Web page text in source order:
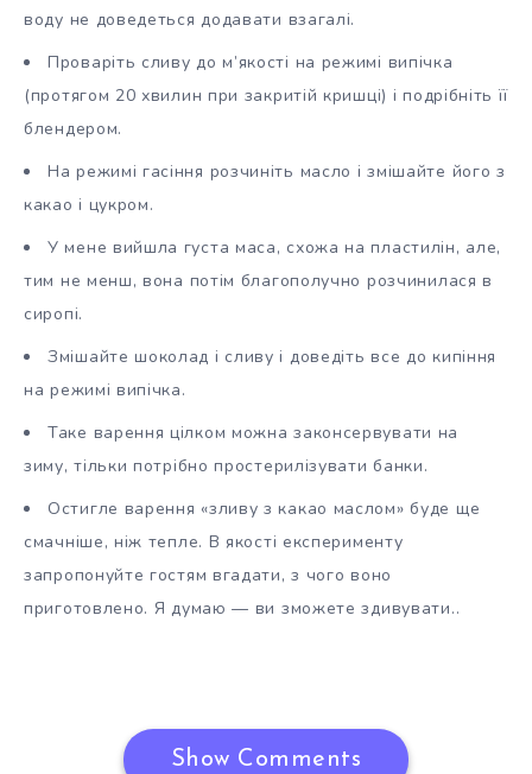
воду не доведеться додавати взагалі.
Проваріть сливу до м’якості на режимі випічка
(протягом 20 хвилин при закритій кришці) і подрібніть її
блендером.
На режимі гасіння розчиніть масло і змішайте його з
какао і цукром.
У мене вийшла густа маса, схожа на пластилін, але,
тим не менш, вона потім благополучно розчинилася в
сиропі.
Змішайте шоколад і сливу і доведіть все до кипіння
на режимі випічка.
Таке варення цілком можна законсервувати на
зиму, тільки потрібно простерилізувати банки.
Остигле варення «зливу з какао маслом» буде ще
смачніше, ніж тепле. В якості експерименту
запропонуйте гостям вгадати, з чого воно
приготовлено. Я думаю — ви зможете здивувати..
Show Comments